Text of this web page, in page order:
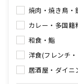
焼肉・焼き鳥・
カレー・多国籍
和食・鮨
洋食(フレンチ
居酒屋・ダイニ